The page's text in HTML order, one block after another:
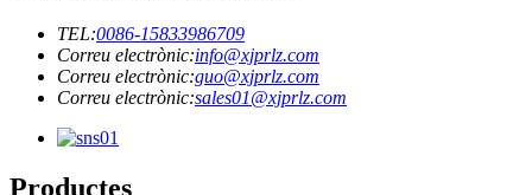
TEL:0086-15833986709
Correu electrònic:info@xjprlz.com
Correu electrònic:guo@xjprlz.com
Correu electrònic:sales01@xjprlz.com
Productes